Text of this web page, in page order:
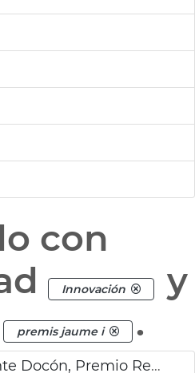
con
Innovación
y
premis jaume i .
María Jesús Vicente Docón, Premio Rei Jaume I de Nuevas Tecnologías que patrocina l'Ajuntament de València